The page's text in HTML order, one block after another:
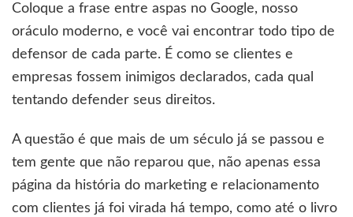
Coloque a frase entre aspas no Google, nosso
oráculo moderno, e você vai encontrar todo tipo de
defensor de cada parte. É como se clientes e
empresas fossem inimigos declarados, cada qual
tentando defender seus direitos.
A questão é que mais de um século já se passou e
tem gente que não reparou que, não apenas essa
página da história do marketing e relacionamento
com clientes já foi virada há tempo, como até o livro